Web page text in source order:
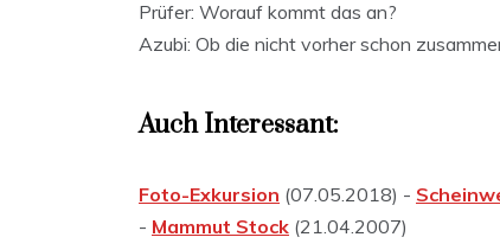
Prüfer: Worauf kommt das an?
Azubi: Ob die nicht vorher schon
Auch Interessant:
Foto-Exkursion (07.05.2018) -
- Mammut Stock (21.04.2007)